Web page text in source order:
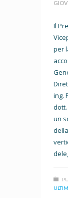
Il
per
ing.
un